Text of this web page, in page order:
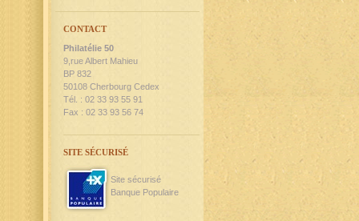
CONTACT
Philatélie 50
9,rue Albert Mahieu
BP 832
50108 Cherbourg Cedex
Tél. : 02 33 93 55 91
Fax : 02 33 93 56 74
SITE SÉCURISÉ
Site sécurisé
Banque Populaire